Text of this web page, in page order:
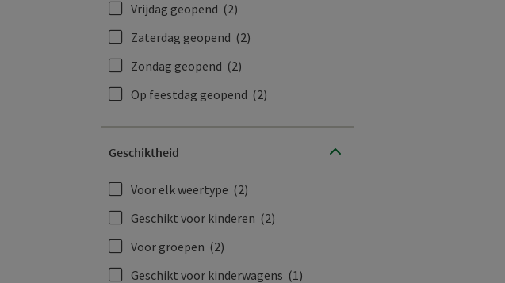
Vrijdag geopend (2)
Zaterdag geopend (2)
Zondag geopend (2)
Op feestdag geopend (2)
Geschiktheid
Voor elk weertype (2)
Geschikt voor kinderen (2)
Voor groepen (2)
Geschikt voor kinderwagens (1)